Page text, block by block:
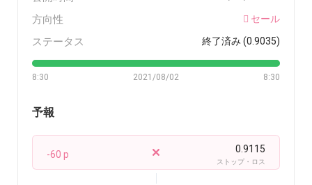
方向性 セール
ステータス 終了済み (0.9035)
8:30 8:30
2021/08/02
予報
-60 p 0.9115
ストップ・ロス